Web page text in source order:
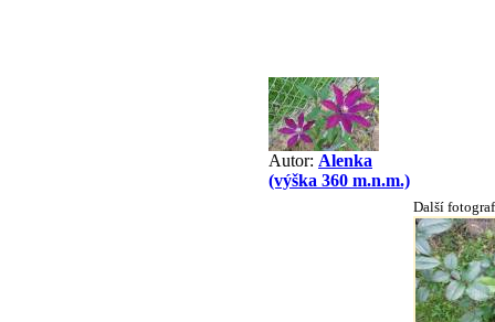
Autor: Alenka
(výška 360 m.n.m.)
Další